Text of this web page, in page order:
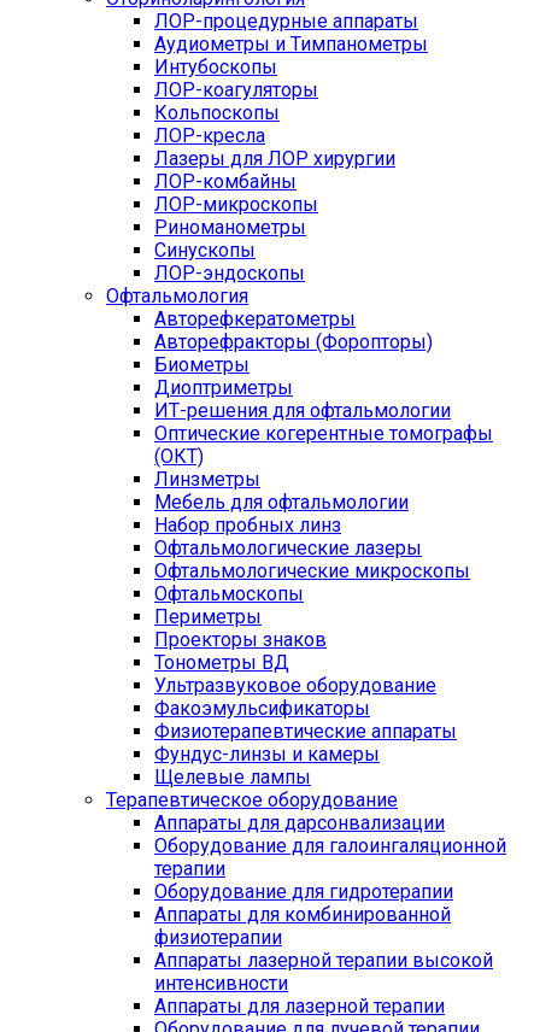
ЛОР-процедурные аппараты
Аудиометры и Тимпанометры
Интубоскопы
ЛОР-коагуляторы
Кольпоскопы
ЛОР-кресла
Лазеры для ЛОР хирургии
ЛОР-комбайны
ЛОР-микроскопы
Риноманометры
Синускопы
ЛОР-эндоскопы
Офтальмология
Авторефкератометры
Авторефракторы (Форопторы)
Биометры
Диоптриметры
ИТ-решения для офтальмологии
Оптические когерентные томографы
(ОКТ)
Линзметры
Мебель для офтальмологии
Набор пробных линз
Офтальмологические лазеры
Офтальмологические микроскопы
Офтальмоскопы
Периметры
Проекторы знаков
Тонометры ВД
Ультразвуковое оборудование
Факоэмульсификаторы
Физиотерапевтические аппараты
Фундус-линзы и камеры
Щелевые лампы
Терапевтическое оборудование
Аппараты для дарсонвализации
Оборудование для галоингаляционной
терапии
Оборудование для гидротерапии
Аппараты для комбинированной
физиотерапии
Аппараты лазерной терапии высокой
интенсивности
Аппараты для лазерной терапии